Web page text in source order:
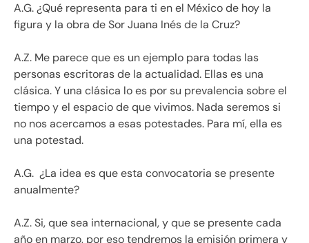
A.G. ¿Qué representa para ti en el México de hoy la
figura y la obra de Sor Juana Inés de la Cruz?
A.Z. Me parece que es un ejemplo para todas las
personas escritoras de la actualidad. Ellas es una
clásica. Y una clásica lo es por su prevalencia sobre el
tiempo y el espacio de que vivimos. Nada seremos si
no nos acercamos a esas potestades. Para mí, ella es
una potestad.
A.G. ¿La idea es que esta convocatoria se presente
anualmente?
A.Z. Si, que sea internacional, y que se presente cada
año en marzo, por eso tendremos la emisión primera y